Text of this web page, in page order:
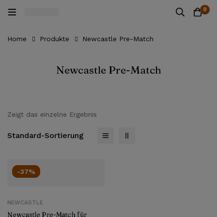
0
Home Produkte Newcastle Pre-Match
Newcastle Pre-Match
Zeigt das einzelne Ergebnis
Standard-Sortierung
-37%
NEWCASTLE
Newcastle Pre-Match für